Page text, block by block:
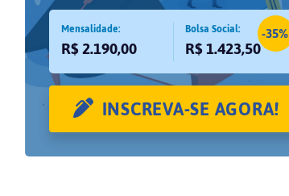
Mensalidade:
R$ 2.190,00
Bolsa Social:
R$ 1.423,50
-35%
INSCREVA-SE AGORA!